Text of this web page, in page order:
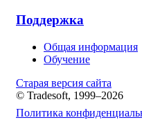
Поддержка
Общая информация
Обучение
Старая версия сайта
© Tradesoft, 1999–2026
Политика